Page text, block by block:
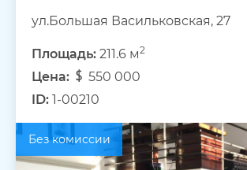
ул.Большая Васильковская, 27
Площадь: 211.6 м2
Цена:
550 000
ID: 1-00210
Без комиссии